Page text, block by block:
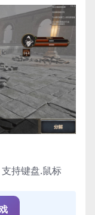
持键盘.鼠标